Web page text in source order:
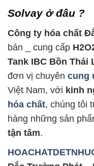
Solvay ở đâu ?
Công ty hóa chất
bán _ cung cấp
Tank IBC Bồn Thái
đơn vị chuyên cung
Việt Nam, với kinh
hóa chất, chúng tôi
hàng những sản
tận tâm.